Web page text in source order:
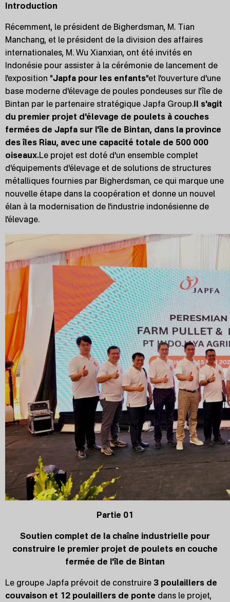
Introduction
Récemment, le président de Bigherdsman, M. Tian
Manchang, et le président de la division des affaires
internationales, M. Wu Xianxian, ont été invités en
Indonésie pour assister à la cérémonie de lancement de
l'exposition "Japfa pour les enfants"et l'ouverture d'une
base moderne d'élevage de poules pondeuses sur l'île de
Bintan par le partenaire stratégique Japfa Group.Il s'agit
du premier projet d'élevage de poulets à couches
fermées de Japfa sur l'île de Bintan, dans la province
des îles Riau, avec une capacité totale de 500 000
oiseaux.Le projet est doté d'un ensemble complet
d'équipements d'élevage et de solutions de structures
métalliques fournies par Bigherdsman, ce qui marque une
nouvelle étape dans la coopération et donne un nouvel
élan à la modernisation de l'industrie indonésienne de
l'élevage.
Partie 01
Soutien complet de la chaîne industrielle pour
construire le premier projet de poulets en couche
fermée de l'île de Bintan
Le groupe Japfa prévoit de construire 3 poulaillers de
couvaison et 12 poulaillers de ponte dans le projet,